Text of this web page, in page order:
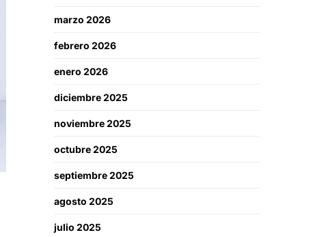
marzo 2026
febrero 2026
enero 2026
diciembre 2025
noviembre 2025
octubre 2025
septiembre 2025
agosto 2025
julio 2025